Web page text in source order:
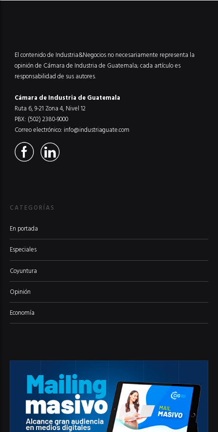
El contenido de Industria&Negocios no necesariamente representa la
opinión de Cámara de Industria de Guatemala; cada artículo es
responsabilidad de sus autores.
Cámara de Industria de Guatemala
Ruta 6, 9-21 Zona 4, Nivel 12
PBX: (502) 2380-9000
Correo electrónico: info@industriaguate.com
CATEGORÍAS
En portada
Especiales
Coyuntura
Opinión
Economía